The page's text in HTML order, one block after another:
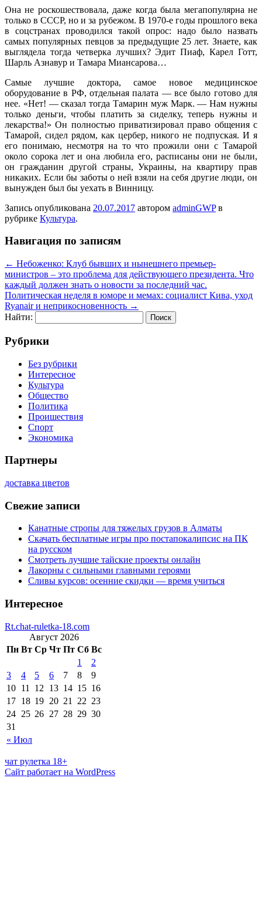
Она не роскошествовала, даже когда была мегапопулярна не
только в СССР, но и за рубежом. В 1970-е годы прошлого века
в соцстранах проводился такой опрос: надо было назвать
самых популярных певцов за предыдущие 25 лет. Знаете, как
выглядела тогда четверка лучших? Эдит Пиаф, Карел Готт,
Шарль Азнавур и Тамара Миансарова…
Самые лучшие доктора, самое новое медицинское
оборудование в РФ, отдельная палата — все было готово для
нее. «Нет! — сказал тогда Тамарин муж Марк. — Нам нужны
только деньги, чтобы платить за сиделку, теперь нужны и
лекарства!» Он полностью приватизировал право общения с
Тамарой, сидел рядом, как цербер, никого не подпуская. И я
его понимаю, несмотря на то что прожили они с Тамарой
около сорока лет и она любила его, расписаны они не были,
он гражданин другой страны, Украины, на квартиру прав
никаких. Если бы заботы о ней взяли на себя другие люди, он
вынужден был бы уехать в Винницу.
Запись опубликована 20.07.2017 автором adminGWPв
рубрике Культура.
Навигация по записям
← Небоженко: Клуб бывших и нынешнего премьер-
министров – это проблема для действующего президента. Что
каждый должен знать о новости за последний час.
Политическая неделя в юморе и мемах: социалист Кива, уход
Ryanair и неприкосновенность →
Найти:
Рубрики
Без рубрики
Интересное
Культура
Общество
Политика
Проишествия
Спорт
Экономика
Партнеры
доставка цветов
Свежие записи
Канатные стропы для тяжелых грузов в Алматы
Скачать бесплатные игры про постапокалипсис на ПК
на русском
Смотреть лучшие тайские проекты онлайн
Лакорны с сильными главными героями
Сливы курсов: осенние скидки — время учиться
Интересное
Rt.chat-ruletka-18.com
Август 2026
Пн Вт Ср Чт Пт Сб Вс
« Июл
1
2
3
4 5 6 7 8
9
10 11 12 13 14 15 16
17 18 19 20 21 22 23
24 25 26 27 28 29 30
31
чат рулетка 18+
Сайт работает на WordPress